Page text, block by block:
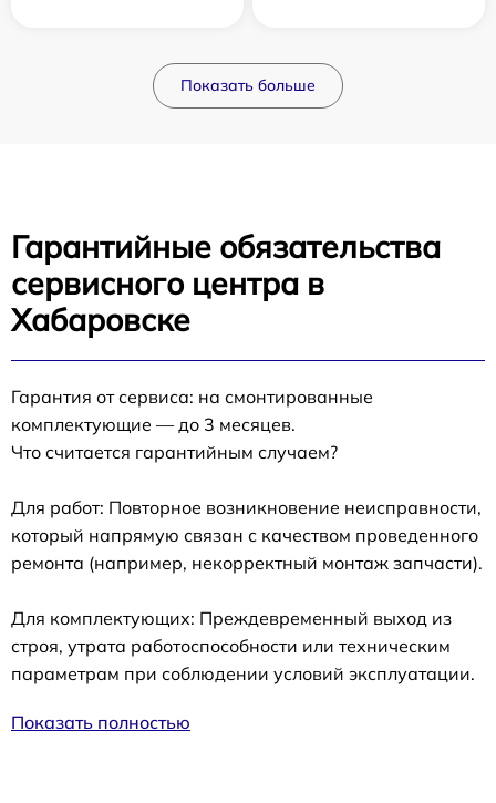
Показать больше
Гарантийные обязательства
сервисного центра в
Хабаровске
Гарантия от сервиса: на смонтированные
комплектующие — до 3 месяцев.
Что считается гарантийным случаем?
Для работ: Повторное возникновение неисправности,
который напрямую связан с качеством проведенного
ремонта (например, некорректный монтаж запчасти).
Для комплектующих: Преждевременный выход из
строя, утрата работоспособности или техническим
параметрам при соблюдении условий эксплуатации.
Показать полностью